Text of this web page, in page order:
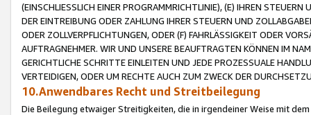
(EINSCHLIESSLICH EINER PROGRAMMRICHTLINIE), (E) IHREN
DER EINTREIBUNG ODER ZAHLUNG IHRER STEUERN UND
ODER ZOLLVERPFLICHTUNGEN, ODER (F) FAHRLÄSSIGKEIT ODER
AUFTRAGNEHMER. WIR UND UNSERE BEAUFTRAGTEN KÖNNEN IM
GERICHTLICHE SCHRITTE EINLEITEN UND JEDE PROZESSUALE
VERTEIDIGEN, ODER UM RECHTE AUCH ZUM ZWECK DER
10.Anwendbares Recht und Streitbeilegung
Die Beilegung etwaiger Streitigkeiten, die in irgendeiner Weise mit